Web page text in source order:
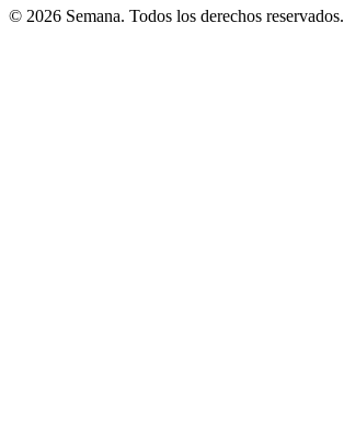
© 2026 Semana. Todos los derechos reservados.